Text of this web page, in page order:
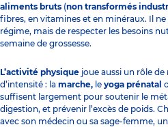
aliments bruts (non transformés
fibres, en vitamines et en minéraux. Il ne
régime, mais de respecter les besoins
semaine de grossesse.
L’activité physique joue aussi un rôle
d’intensité : la marche, le yoga prénatal
suffisent largement pour soutenir le
digestion, et prévenir l’excès de poids.
avec son médecin ou sa sage-femme,